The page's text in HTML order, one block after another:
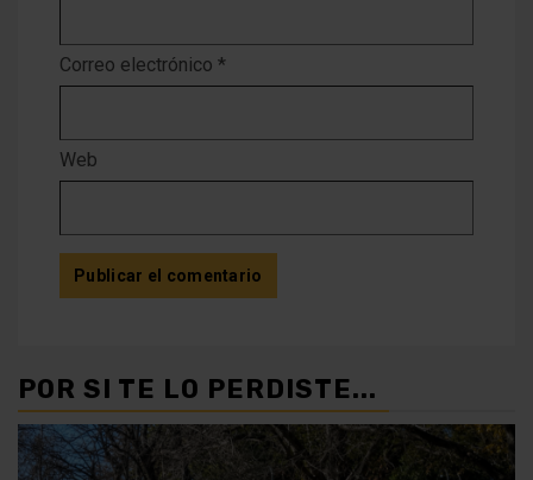
Correo electrónico *
Web
POR SI TE LO PERDISTE...